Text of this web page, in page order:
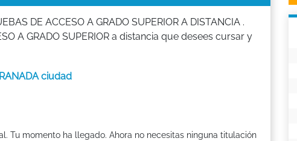
DE ACCESO A GRADO SUPERIOR A DISTANCIA .
A GRADO SUPERIOR a distancia que desees cursar y
ciudad
Tu momento ha llegado. Ahora no necesitas ninguna titulación